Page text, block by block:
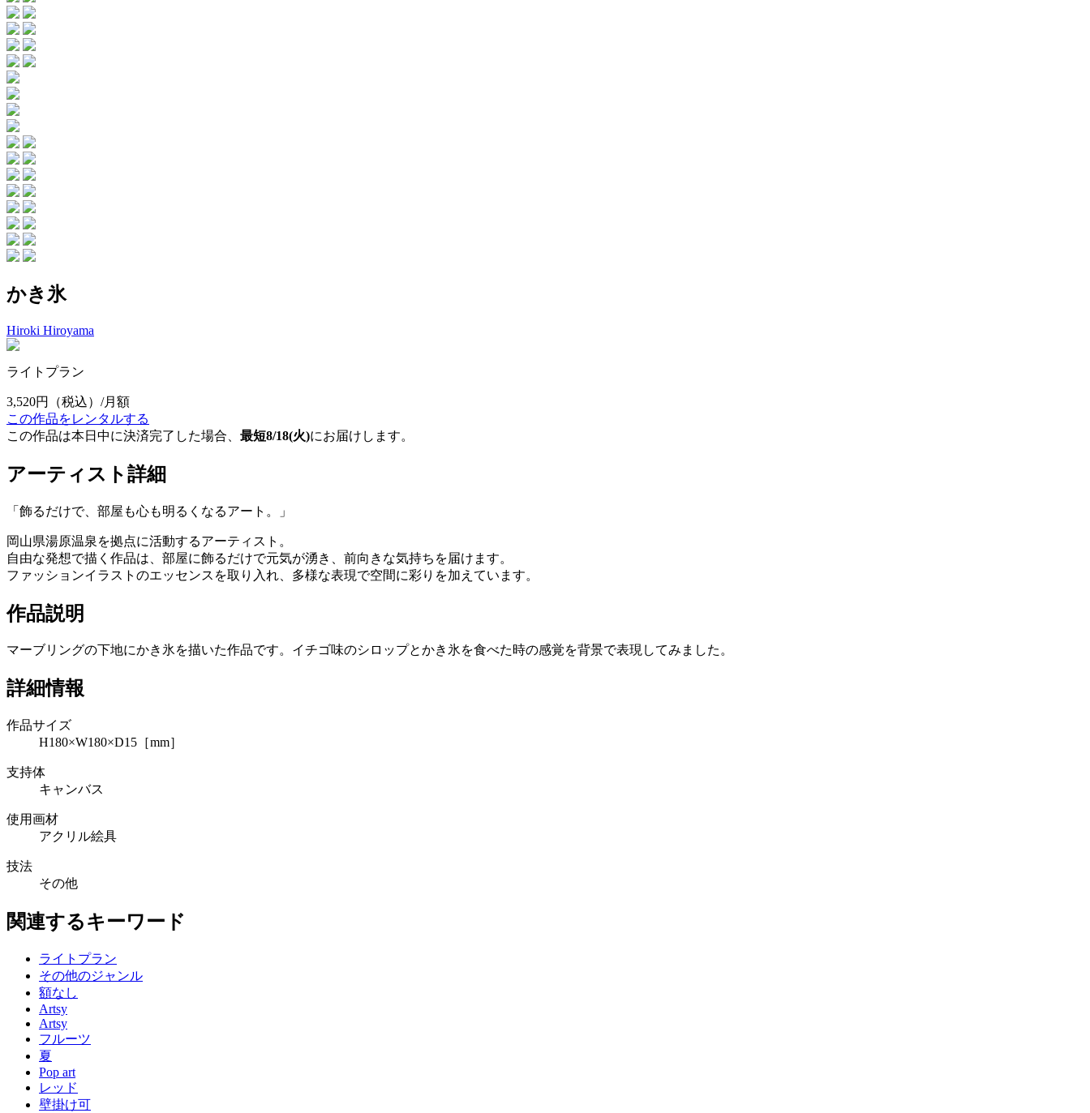
かき氷
Hiroki Hiroyama
ライトプラン
3,520円
（税込）/月額
この作品をレンタルする
この作品は本日中に決済完了した場合、 最短8/18(火)にお届けします。
アーティスト詳細
「飾るだけで、部屋も心も明るくなるアート。」
岡山県湯原温泉を拠点に活動するアーティスト。
自由な発想で描く作品は、部屋に飾るだけで元気が湧き、前向きな気持ちを届けます。
ファッションイラストのエッセンスを取り入れ、多様な表現で空間に彩りを加えています。
作品説明
マーブリングの下地にかき氷を描いた作品です。イチゴ味のシロップとかき氷を食べた時の感覚を背景で表現してみました。
詳細情報
作品サイズ
H180×W180×D15［mm］
支持体
キャンバス
使用画材
アクリル絵具
技法
その他
関連するキーワード
ライトプラン
その他のジャンル
額なし
Artsy
Artsy
フルーツ
夏
Pop art
レッド
壁掛け可